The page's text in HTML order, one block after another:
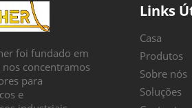
foi fundado em
concentramos
para
e
Links
Casa
Produtos
Sobre nós
Soluções